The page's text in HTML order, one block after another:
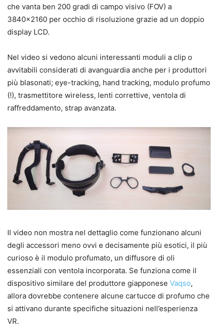
che vanta ben 200 gradi di campo visivo (FOV) a
3840×2160 per occhio di risoluzione grazie ad un doppio
display LCD.
Nel video si vedono alcuni interessanti moduli a clip o
avvitabili considerati di avanguardia anche per i produttori
più blasonati; eye-tracking, hand tracking, modulo profumo
(!), trasmettitore wireless, lenti correttive, ventola di
raffreddamento, strap avanzata.
Il video non mostra nel dettaglio come funzionano alcuni
degli accessori meno ovvi e decisamente più esotici, il più
curioso è il modulo profumato, un diffusore di oli
essenziali con ventola incorporata. Se funziona come il
dispositivo similare del produttore giapponese Vaqso,
allora dovrebbe contenere alcune cartucce di profumo che
si attivano durante specifiche situazioni nell’esperienza
VR.